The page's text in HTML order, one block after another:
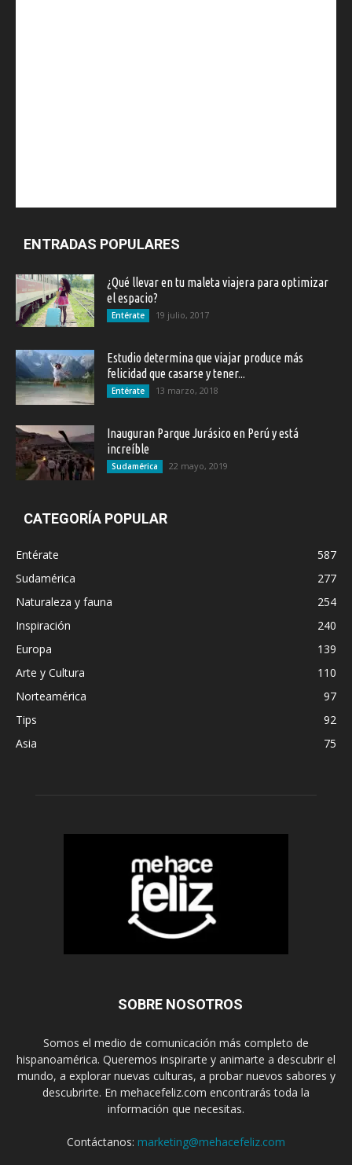
ENTRADAS POPULARES
¿Qué llevar en tu maleta viajera para optimizar
el espacio?
Entérate 19 julio, 2017
Estudio determina que viajar produce más
felicidad que casarse y tener...
Entérate 13 marzo, 2018
Inauguran Parque Jurásico en Perú y está
increíble
Sudamérica 22 mayo, 2019
CATEGORÍA POPULAR
Entérate
587
Sudamérica
277
Naturaleza y fauna
254
Inspiración
240
Europa
139
Arte y Cultura
110
Norteamérica
97
Tips
92
Asia
75
SOBRE NOSOTROS
Somos el medio de comunicación más completo de
hispanoamérica. Queremos inspirarte y animarte a descubrir el
mundo, a explorar nuevas culturas, a probar nuevos sabores y
descubrirte. En mehacefeliz.com encontrarás toda la
información que necesitas.
Contáctanos: marketing@mehacefeliz.com